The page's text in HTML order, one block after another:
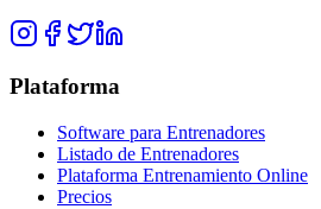
Plataforma
Software para Entrenadores
Listado de Entrenadores
Plataforma Entrenamiento Online
Precios